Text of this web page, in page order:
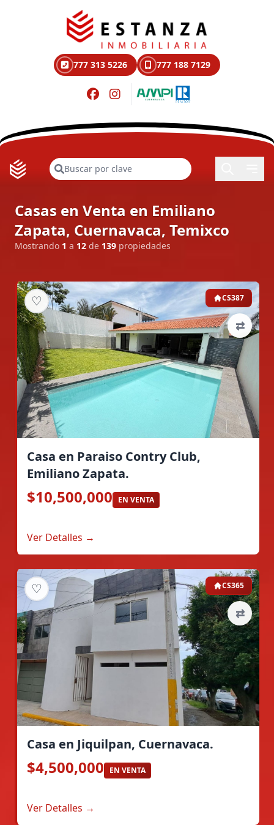
777 313 5226 777 188 7129
Buscar
Casas en Venta en Emiliano
Zapata, Cuernavaca, Temixco
Mostrando 1 a 12 de 139 propiedades
♡
⇄
CS387
Casa en Paraiso Contry Club,
Emiliano Zapata.
$10,500,000 EN VENTA
Ver Detalles →
♡
⇄
CS365
Casa en Jiquilpan, Cuernavaca.
$4,500,000 EN VENTA
Ver Detalles →